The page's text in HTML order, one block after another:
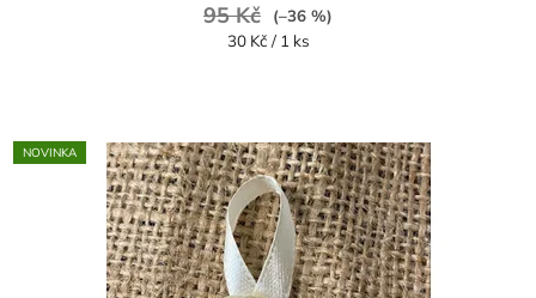
95 Kč
(–36 %)
Měrná
30 Kč / 1 ks
NOVINKA